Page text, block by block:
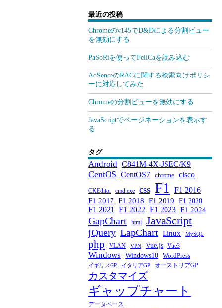
最近の投稿
Chromeのv145でD&Dによる分割ビュー
を無効にする
PaSoRiを使ってFeliCaを読み込む
AdSenceのRACに関する検索向けポリシ
ーに対応してみた
Chromeの分割ビューを無効にする
JavaScriptでページネーションを表示す
る
タグ
Android C841M-4X-JSEC/K9
CentOS CentOS7 chrome cisco
CKEditor cmd.exe css F1
F1 2016
F1 2017 F1 2018 F1 2019 F1 2020
F1 2021 F1 2022 F1 2023 F1 2024
GapChart html JavaScript
jQuery LapChart Linux MySQL
php VLAN VPN Vue.js Vue3
Windows Windows10 WordPress
イギリスGP イタリアGP オーストリアGP
カスタマイズ
ギャップチャート
データベース